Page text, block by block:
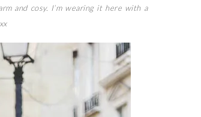
and cosy. I’m wearing it here with a